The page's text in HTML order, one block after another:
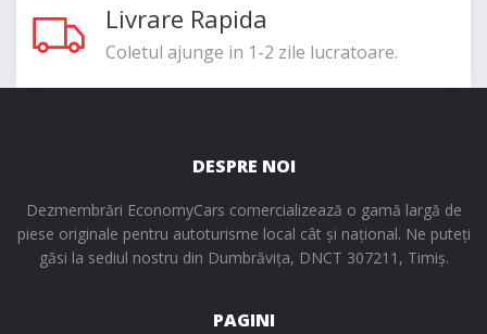
Livrare Rapida
Coletul ajunge in 1-2 zile lucratoare.
DESPRE NOI
Dezmembrări EconomyCars comercializează o gamă largă de
piese originale pentru autoturisme local cât și național. Ne puteți
găsi la sediul nostru din Dumbrăvița, DNCT 307211, Timiș.
PAGINI